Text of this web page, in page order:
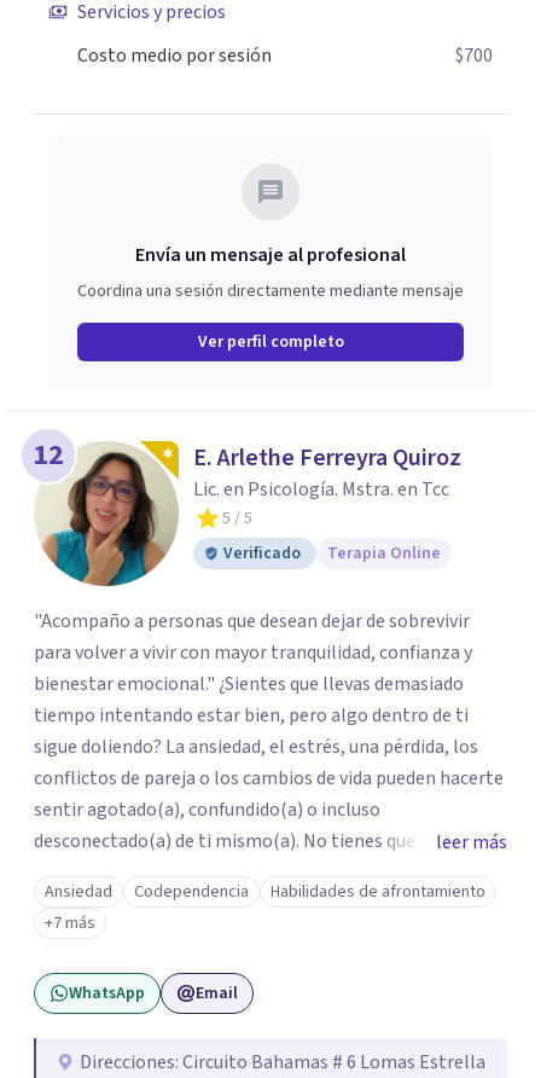
Servicios y precios
Costo medio por sesión
$700
Envía un mensaje al profesional
Coordina una sesión directamente mediante mensaje
Ver perfil completo
12 E. Arlethe Ferreyra Quiroz
Lic. en Psicología. Mstra. en Tcc
5 / 5
Verificado
Terapia Online
"Acompaño a personas que desean dejar de sobrevivir
para volver a vivir con mayor tranquilidad, confianza y
bienestar emocional." ¿Sientes que llevas demasiado
tiempo intentando estar bien, pero algo dentro de ti
sigue doliendo? La ansiedad, el estrés, una pérdida, los
conflictos de pareja o los cambios de vida pueden hacerte
sentir agotado(a), confundido(a) o incluso
desconectado(a) de ti mismo(a). No tienes que enfrentar
este proceso en soledad. Te ofrezco un espacio seguro,
libre de juicios y basado en la empatía, el respeto y la
confidencialidad, donde juntos comprenderemos qué está
ocurriendo y trabajaremos con herramientas respaldadas
por la evidencia para ayudarte a recuperar tu bienestar.
parejas que desean superar la ansiedad, la depresión, el
leer más
Ansiedad Codependencia
Habilidades de afrontamiento
+7 más
WhatsApp Email
Direcciones: Circuito Bahamas # 6 Lomas Estrella